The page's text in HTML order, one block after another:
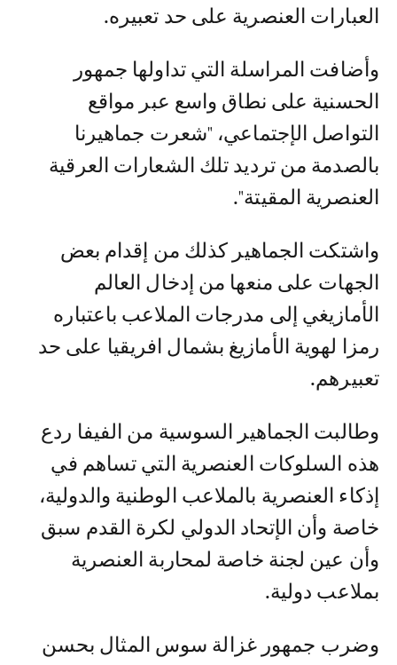
العبارات العنصرية على حد تعبيره.
وأضافت المراسلة التي تداولها جمهور
الحسنية على نطاق واسع عبر مواقع
التواصل الإجتماعي، "شعرت جماهيرنا
بالصدمة من ترديد تلك الشعارات العرقية
العنصرية المقيتة".
واشتكت الجماهير كذلك من إقدام بعض
الجهات على منعها من إدخال العالم
الأمازيغي إلى مدرجات الملاعب باعتباره
رمزا لهوية الأمازيغ بشمال افريقيا على حد
تعبيرهم.
وطالبت الجماهير السوسية من الفيفا ردع
هذه السلوكات العنصرية التي تساهم في
إذكاء العنصرية بالملاعب الوطنية والدولية،
خاصة وأن الإتحاد الدولي لكرة القدم سبق
وأن عين لجنة خاصة لمحاربة العنصرية
بملاعب دولية.
وضرب جمهور غزالة سوس المثال بحسن